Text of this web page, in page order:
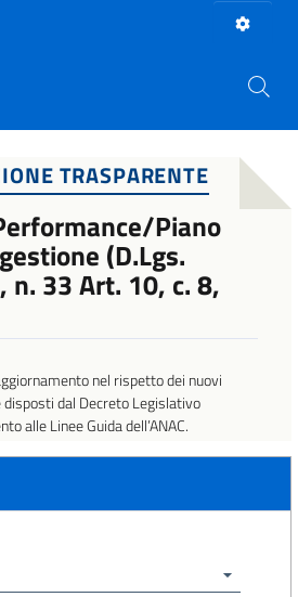
TRASPARENTE
Piano
(D.Lgs.
33 Art. 10, c. 8,
nel rispetto dei nuovi
disposti dal Decreto Legislativo
alle Linee Guida dell’ANAC.